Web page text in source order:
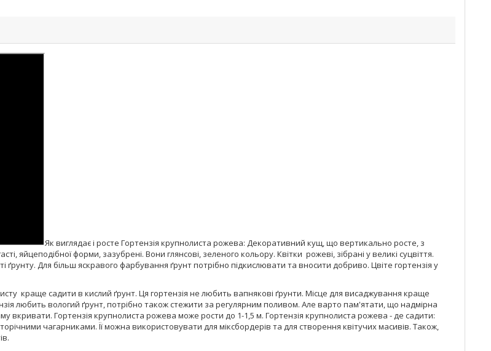
Як виглядає і росте Гортензія крупнолиста рожева: Декоративний кущ, що вертикально росте, з
яйцеподібної форми, зазубрені. Вони глянсові, зеленого кольору. Квітки рожеві, зібрані у великі суцвіття.
ґрунту. Для більш яскравого фарбування ґрунт потрібно підкислювати та вносити добриво. Цвіте гортензія у
краще садити в кислий ґрунт. Ця гортензія не любить вапнякові ґрунти. Місце для висаджування краще
любить вологий ґрунт, потрібно також стежити за регулярним поливом. Але варто пам'ятати, що надмірна
вкривати. Гортензія крупнолиста рожева може рости до 1-1,5 м. Гортензія крупнолиста рожева - де садити:
чагарниками. Її можна використовувати для міксбордерів та для створення квітучих масивів. Також,